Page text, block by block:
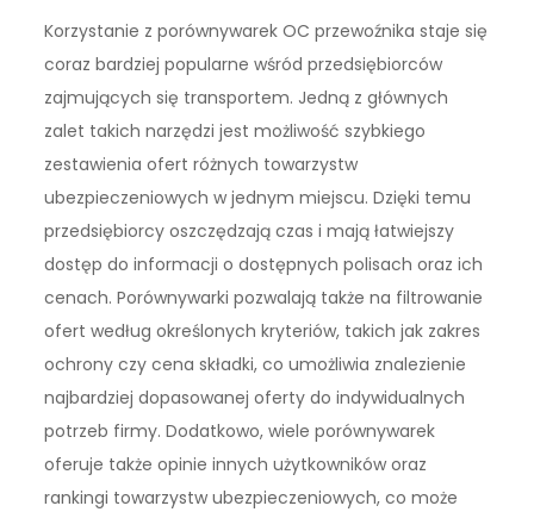
Korzystanie z porównywarek OC przewoźnika staje się
coraz bardziej popularne wśród przedsiębiorców
zajmujących się transportem. Jedną z głównych
zalet takich narzędzi jest możliwość szybkiego
zestawienia ofert różnych towarzystw
ubezpieczeniowych w jednym miejscu. Dzięki temu
przedsiębiorcy oszczędzają czas i mają łatwiejszy
dostęp do informacji o dostępnych polisach oraz ich
cenach. Porównywarki pozwalają także na filtrowanie
ofert według określonych kryteriów, takich jak zakres
ochrony czy cena składki, co umożliwia znalezienie
najbardziej dopasowanej oferty do indywidualnych
potrzeb firmy. Dodatkowo, wiele porównywarek
oferuje także opinie innych użytkowników oraz
rankingi towarzystw ubezpieczeniowych, co może